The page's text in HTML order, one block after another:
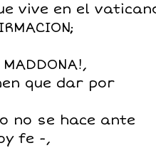
vive en el
que dar por
no se hace ante
fe -,